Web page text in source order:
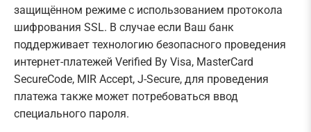
защищённом режиме с использованием протокола
шифрования SSL. В случае если Ваш банк
поддерживает технологию безопасного проведения
интернет-платежей Verified By Visa, MasterCard
SecureCode, MIR Accept, J-Secure, для проведения
платежа также может потребоваться ввод
специального пароля.